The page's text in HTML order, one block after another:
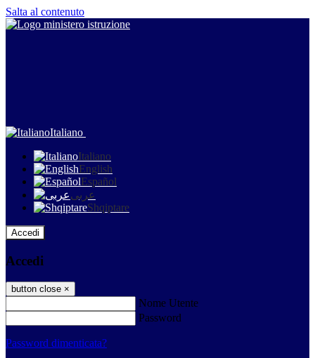
Salta al contenuto
Italiano
Italiano
English
Español
عربى
Shqiptare
Accedi
Accedi
button close ×
Nome Utente
Password
Password dimenticata?